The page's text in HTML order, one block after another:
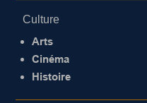
Culture
Arts
Cinéma
Histoire